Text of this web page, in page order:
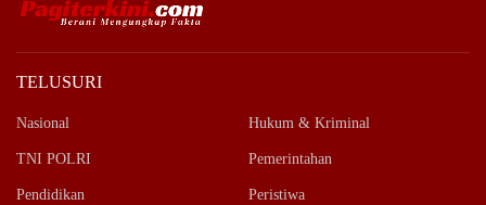
TELUSURI
Nasional Hukum & Kriminal
TNI POLRI Pemerintahan
Pendidikan Peristiwa